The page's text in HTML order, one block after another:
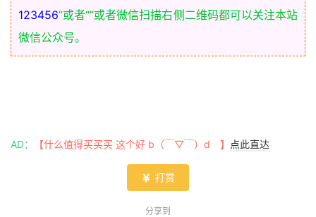
123456”或者“”或者微信扫描右侧二维码都可以关注本站
微信公众号。
AD： 【什么值得买买买 这个好 b（￣▽￣）d 】 点此直达
 打赏
分享到